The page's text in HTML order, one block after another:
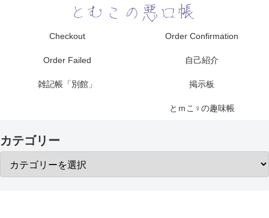
Checkout Order Confirmation
Order Failed 自己紹介
雑記帳「別館」 掲示板
とｍこ♀の趣味帳
カテゴリー